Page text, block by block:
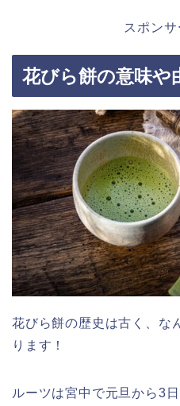
スポン
花びら餅の意味や
花びら餅の歴史は古く、な
ります！
ルーツは宮中で元旦から3